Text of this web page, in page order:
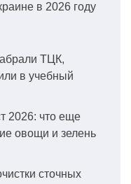
в 2026 году
ТЦК,
в учебный
2026: что еще
овощи и зелень
сточных